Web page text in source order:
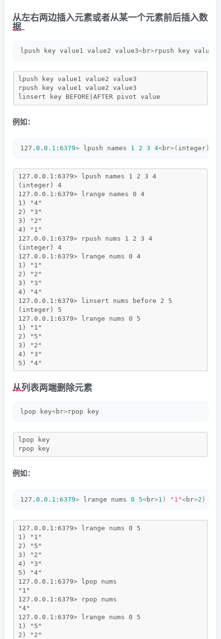
从左右两边插入元素或者从某一个元素前后插入数
据
lpush key value1 value2 value3<br> rpush key
lpush key value1 value2 value3
rpush key value1 value2 value3
linsert key BEFORE|AFTER pivot value
例如：
127. 0 . 0.1 : 6379> lpush names 1 2 3 4<br>( integer)
127.0.0.1:6379> lpush names 1 2 3 4
(integer) 4
127.0.0.1:6379> lrange names 0 4
1) "4"
2) "3"
3) "2"
4) "1"
127.0.0.1:6379> rpush nums 1 2 3 4
(integer) 4
127.0.0.1:6379> lrange nums 0 4
1) "1"
2) "2"
3) "3"
4) "4"
127.0.0.1:6379> linsert nums before 2 5
(integer) 5
127.0.0.1:6379> lrange nums 0 5
1) "1"
2) "5"
3) "2"
4) "3"
5) "4"
从列表两端删除元素
lpop key<br> rpop key
lpop key
rpop key
例如：
127. 0 . 0.1 : 6379> lrange nums 0 5<br>1 ) "1"<br>2 )
127.0.0.1:6379> lrange nums 0 5
1) "1"
2) "5"
3) "2"
4) "3"
5) "4"
127.0.0.1:6379> lpop nums
"1"
127.0.0.1:6379> rpop nums
"4"
127.0.0.1:6379> lrange nums 0 5
1) "5"
2) "2"